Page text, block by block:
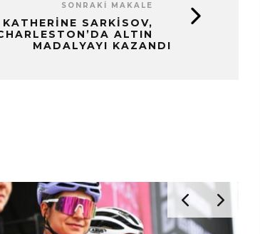
SONRAKI MAKALE
KATHERINE SARKISOV,
ALTIN
MADALYAYI KAZANDI